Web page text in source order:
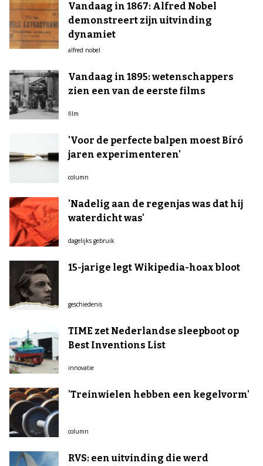
Vandaag in 1867: Alfred Nobel
demonstreert zijn uitvinding
dynamiet
alfred nobel
Vandaag in 1895: wetenschappers
zien een van de eerste films
film
'Voor de perfecte balpen moest Bíró
jaren experimenteren'
column
'Nadelig aan de regenjas was dat hij
waterdicht was'
dagelijks gebruik
15-jarige legt Wikipedia-hoax bloot
geschiedenis
TIME zet Nederlandse sleepboot op
Best Inventions List
innovatie
'Treinwielen hebben een kegelvorm'
column
RVS: een uitvinding die werd